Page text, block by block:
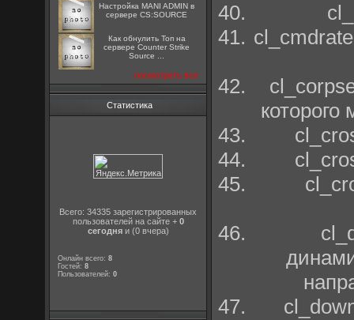
Настройка MANI ADMIN в
сервере CS:SOURCE
Как обнулить Топ на
сервере Counter Strike
Source ...
посмотреть все
Статистика
Всего: 34335 зарегистрированных
пользователей на сайте + 0
сегодняи (0 вчера)
Онлайн всего:8
Гостей:8
Пользователей:0
которого